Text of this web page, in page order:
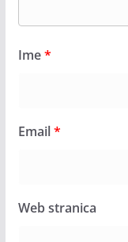
Ime*
Email*
Web stranica